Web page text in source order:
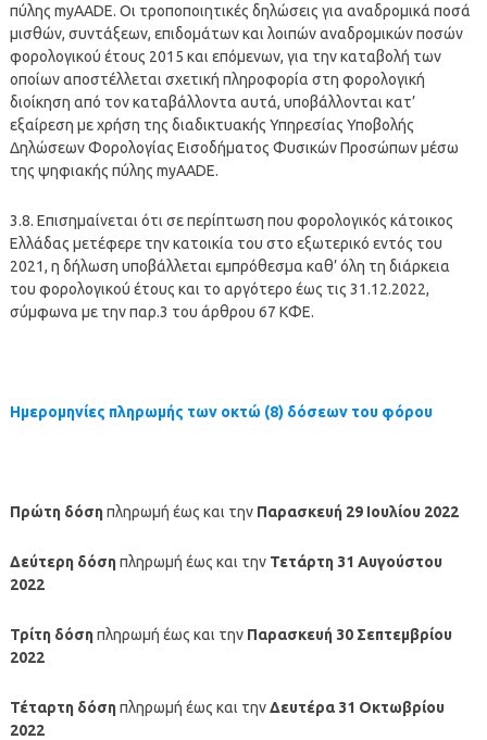
πύλης myAADE. Οι τροποποιητικές δηλώσεις για αναδρομικά ποσά
μισθών, συντάξεων, επιδομάτων και λοιπών αναδρομικών ποσών
φορολογικού έτους 2015 και επόμενων, για την καταβολή των
οποίων αποστέλλεται σχετική πληροφορία στη φορολογική
διοίκηση από τον καταβάλλοντα αυτά, υποβάλλονται κατ’
εξαίρεση με χρήση της διαδικτυακής Υπηρεσίας Υποβολής
Δηλώσεων Φορολογίας Εισοδήματος Φυσικών Προσώπων μέσω
της ψηφιακής πύλης myAADE.
3.8. Επισημαίνεται ότι σε περίπτωση που φορολογικός κάτοικος
Ελλάδας μετέφερε την κατοικία του στο εξωτερικό εντός του
2021, η δήλωση υποβάλλεται εμπρόθεσμα καθ’ όλη τη διάρκεια
του φορολογικού έτους και το αργότερο έως τις 31.12.2022,
σύμφωνα με την παρ.3 του άρθρου 67 ΚΦΕ.
Ημερομηνίες πληρωμής των οκτώ (8) δόσεων του φόρου
Πρώτη δόσηπληρωμή έως και την Παρασκευή 29 Ιουλίου 2022
Δεύτερη δόσηπληρωμή έως και την Τετάρτη 31 Αυγούστου
2022
Τρίτη δόσηπληρωμή έως και την Παρασκευή 30 Σεπτεμβρίου
2022
Τέταρτη δόσηπληρωμή έως και τηνΔευτέρα 31 Οκτωβρίου
2022